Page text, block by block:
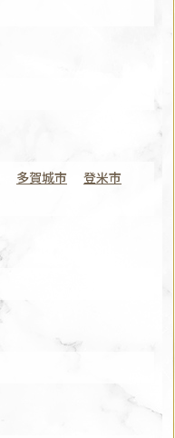
多賀城市
登米市